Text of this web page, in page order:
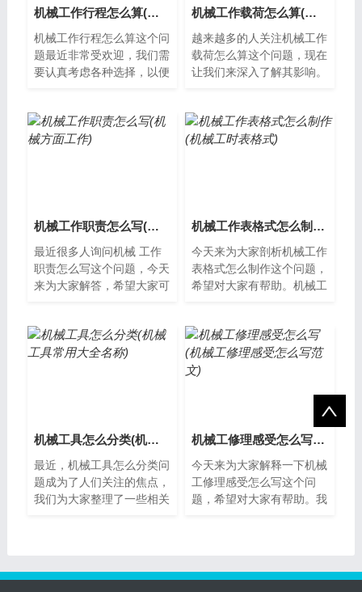
机械工作行程怎么算(机械基础工作行程怎么算)
机械工作行程怎么算这个问
题最近非常受欢迎，我们需
要认真考虑各种选择，以便
作行程是指...
机械工作载荷怎么算(机械零件的计算载荷)
越来越多的人关注机械工作
载荷怎么算这个问题，现在
让我们来深入了解其影响。
程中所承受...
机械工作职责怎么写(机械方面工作)
最近很多人询问机械 工作
职责怎么写这个问题，今天
来为大家解答，希望大家可
技术型的职...
机械工作表格式怎么制作(机械工时表格式)
今天来为大家剖析机械工作
表格式怎么制作这个问题，
希望对大家有帮助。机械工
要的一种文...
机械工具怎么分类(机械工具常用大全名称)
最近，机械工具怎么分类问
题成为了人们关注的焦点，
我们为大家整理了一些相关
机械工修理感受怎么写(机械工修理感受怎么写范文)
今天来为大家解释一下机械
工修理感受怎么写这个问
题，希望对大家有帮助。我